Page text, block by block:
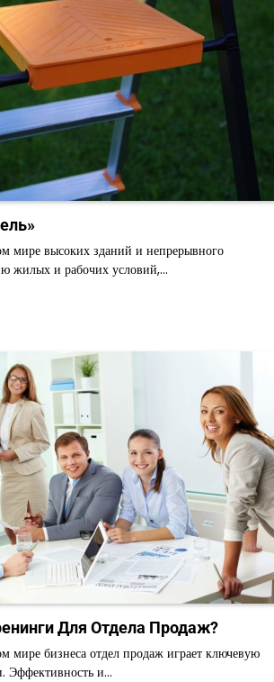
мире высоких зданий и непрерывного
жилых и рабочих условий,…
Для Отдела Продаж?
мире бизнеса отдел продаж играет ключевую
Эффективность и…